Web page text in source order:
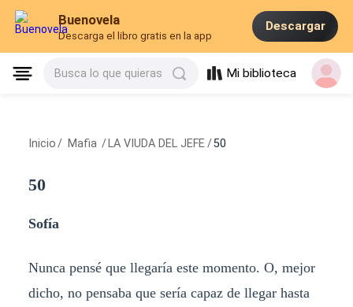
Buenovela
Descarga el libro gratis en la app
Descargar
Busca lo que quieras Mi biblioteca
Inicio / Mafia / LA VIUDA DEL JEFE /50
50
Sofía
Nunca pensé que llegaría este momento. O, mejor
dicho, no pensaba que sería capaz de llegar hasta